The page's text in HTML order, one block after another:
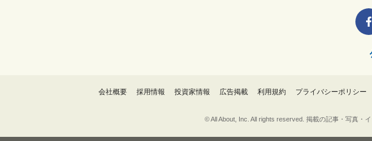
会社概要 採用情報 投資家情報 広告掲載 利用規約 プライバシーポリシー
© All About, Inc. All rights reserved. 掲載の記事・写真・